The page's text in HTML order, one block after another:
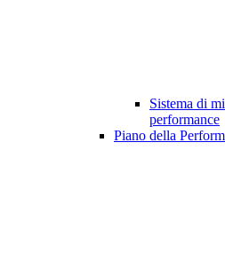
Sistema di
performance
Piano della